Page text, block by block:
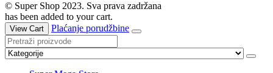
© Super Shop 2023. Sva prava zadržana
has been added to your cart.
View Cart Plaćanje porudžbine